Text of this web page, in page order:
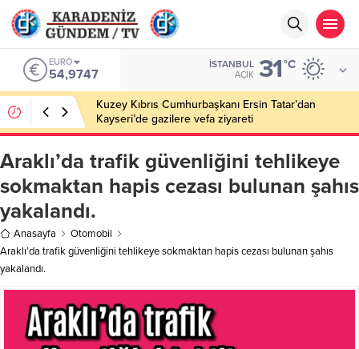
EURO
54,9747
İSTANBUL
AÇIK 31°C
Kuzey Kıbrıs Cumhurbaşkanı Ersin Tatar’dan
Kayseri’de gazilere vefa ziyareti
Araklı’da trafik güvenliğini tehlikeye
sokmaktan hapis cezası bulunan şahıs
yakalandı.
Anasayfa
Otomobil
Araklı’da trafik güvenliğini tehlikeye sokmaktan hapis cezası bulunan şahıs
yakalandı.